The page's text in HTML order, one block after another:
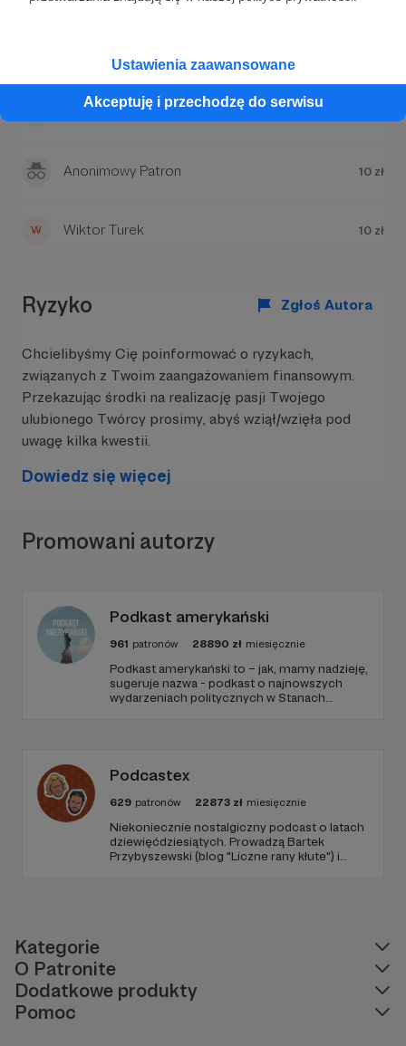
Ustawienia zaawansowane
Akceptuję i przechodzę do serwisu
Monika Kaźmierska
Anonimowy Patron 10 zł
Wiktor Turek 10 zł
Ryzyko Zgłoś Autora
Chcielibyśmy Cię poinformować o ryzykach,
związanych z Twoim zaangażowaniem finansowym.
Przekazując środki na realizację pasji Twojego
ulubionego Twórcy prosimy, abyś wziął/wzięła pod
uwagę kilka kwestii.
Dowiedz się więcej
Promowani autorzy
Podkast amerykański
961 patronów 28890 zł miesięcznie
Podkast amerykański to – jak, mamy nadzieję,
sugeruje nazwa - podkast o najnowszych
wydarzeniach politycznych w Stanach
Podcastex
629 patronów 22873 zł miesięcznie
Niekoniecznie nostalgiczny podcast o latach
dziewięćdziesiątych. Prowadzą Bartek
Przybyszewski (blog "Liczne rany kłute") i
Kategorie
O Patronite
Dodatkowe produkty
Pomoc